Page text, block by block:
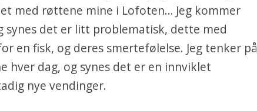
med røttene mine i Lofoten… Jeg kommer
synes det er litt problematisk, dette med
en fisk, og deres smertefølelse. Jeg tenker på
hver dag, og synes det er en innviklet
nye vendinger.